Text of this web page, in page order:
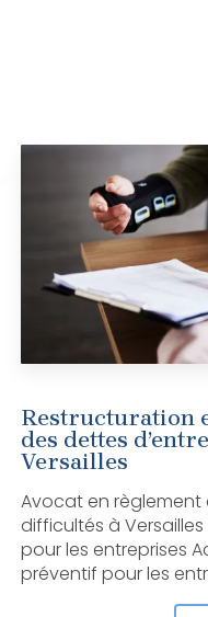
Restructuration
des dettes
Versailles
Avocat en règlement
difficultés à
pour les entreprises
préventif pour les